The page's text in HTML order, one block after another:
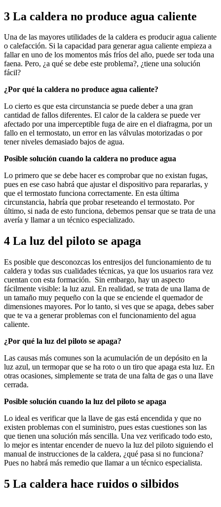
3 La caldera no produce agua caliente
Una de las mayores utilidades de la caldera es producir agua caliente
o calefacción. Si la capacidad para generar agua caliente empieza a
fallar en uno de los momentos más fríos del año, puede ser toda una
faena. Pero, ¿a qué se debe este problema?, ¿tiene una solución
fácil?
¿Por qué la caldera no produce agua caliente?
Lo cierto es que esta circunstancia se puede deber a una gran
cantidad de fallos diferentes. El calor de la caldera se puede ver
afectado por una imperceptible fuga de aire en el diafragma, por un
fallo en el termostato, un error en las válvulas motorizadas o por
tener niveles demasiado bajos de agua.
Posible solución cuando la caldera no produce agua
Lo primero que se debe hacer es comprobar que no existan fugas,
pues en ese caso habrá que ajustar el dispositivo para repararlas, y
que el termostato funciona correctamente. En esta última
circunstancia, habría que probar reseteando el termostato. Por
último, si nada de esto funciona, debemos pensar que se trata de una
avería y llamar a un técnico especializado.
4 La luz del piloto se apaga
Es posible que desconozcas los entresijos del funcionamiento de tu
caldera y todas sus cualidades técnicas, ya que los usuarios rara vez
cuentan con esta formación. Sin embargo, hay un aspecto
fácilmente visible: la luz azul. En realidad, se trata de una llama de
un tamaño muy pequeño con la que se enciende el quemador de
dimensiones mayores. Por lo tanto, si ves que se apaga, debes saber
que te va a generar problemas con el funcionamiento del agua
caliente.
¿Por qué la luz del piloto se apaga?
Las causas más comunes son la acumulación de un depósito en la
luz azul, un termopar que se ha roto o un tiro que apaga esta luz. En
otras ocasiones, simplemente se trata de una falta de gas o una llave
cerrada.
Posible solución cuando la luz del piloto se apaga
Lo ideal es verificar que la llave de gas está encendida y que no
existen problemas con el suministro, pues estas cuestiones son las
que tienen una solución más sencilla. Una vez verificado todo esto,
lo mejor es intentar encender de nuevo la luz del piloto siguiendo el
manual de instrucciones de la caldera, ¿qué pasa si no funciona?
Pues no habrá más remedio que llamar a un técnico especialista.
5 La caldera hace ruidos o silbidos